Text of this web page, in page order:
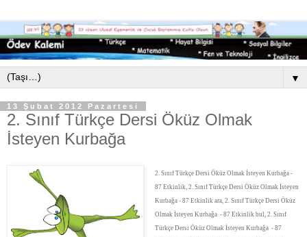
▼
13 Şubat 2012 Pazartesi
2. Sınıf Türkçe Dersi Öküz Olmak
İsteyen Kurbağa
2. Sınıf Türkçe Dersi Öküz Olmak İsteyen Kurbağa -
87 Etkinlik, 2. Sınıf Türkçe Dersi Öküz Olmak İsteyen
Kurbağa - 87 Etkinlik ara, 2. Sınıf Türkçe Dersi Öküz
Olmak İsteyen Kurbağa - 87 Etkinlik bul, 2. Sınıf
Türkçe Dersi Öküz Olmak İsteyen Kurbağa - 87